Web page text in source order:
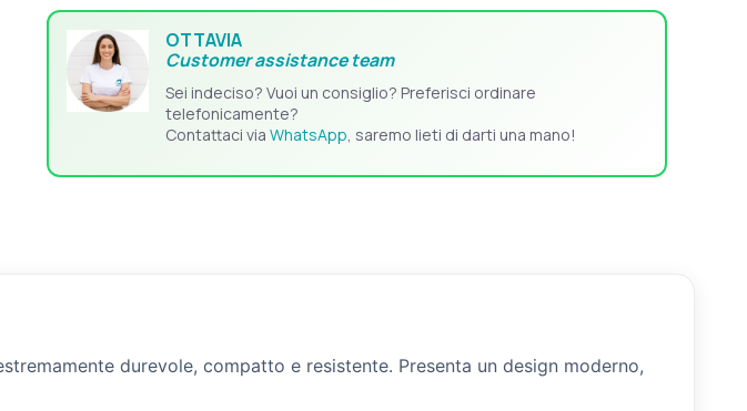
OTTAVIA
Customer assistance team
Sei indeciso? Vuoi un consiglio? Preferisci ordinare
telefonicamente?
Contattaci via WhatsApp, saremo lieti di darti una mano!
durevole, compatto e resistente. Presenta un design moderno,